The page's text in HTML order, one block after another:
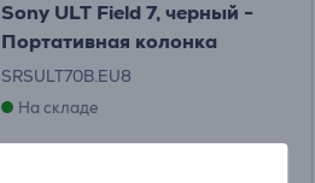
Sony ULT Field 7, черный -
Портативная колонка
SRSULT70B.EU8
На складе